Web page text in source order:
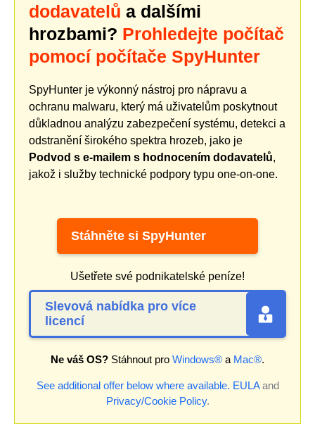
dodavatelů a dalšími
hrozbami? Prohledejte počítač
pomocí počítače SpyHunter
SpyHunter je výkonný nástroj pro nápravu a
ochranu malwaru, který má uživatelům poskytnout
důkladnou analýzu zabezpečení systému, detekci a
odstranění širokého spektra hrozeb, jako je
Podvod s e-mailem s hodnocením dodavatelů,
jakož i služby technické podpory typu one-on-one.
Stáhněte si SpyHunter
Ušetřete své podnikatelské peníze!
Slevová nabídka pro více
licencí
Ne váš OS? Stáhnout pro Windows® a Mac®.
See additional offer below where available. EULAand
Privacy/Cookie Policy.